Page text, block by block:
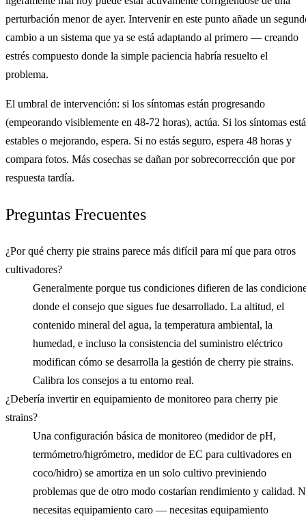
perturbación menor de ayer. Intervenir en este punto añade un
cambio a un sistema que ya se está adaptando al primero — creando
estrés compuesto donde la simple paciencia habría resuelto el
problema.
El umbral de intervención: si los síntomas están progresando
(empeorando visiblemente en 48-72 horas), actúa. Si los síntomas
estables o mejorando, espera. Si no estás seguro, espera 48 horas y
compara fotos. Más cosechas se dañan por sobrecorrección que por
respuesta tardía.
Preguntas Frecuentes
¿Por qué cherry pie strains parece más difícil para mí que para otros
cultivadores?
Generalmente porque tus condiciones difieren de las
donde el consejo que sigues fue desarrollado. La altitud, el
contenido mineral del agua, la temperatura ambiental, la
humedad, e incluso la consistencia del suministro eléctrico
modifican cómo se desarrolla la gestión de cherry pie strains.
Calibra los consejos a tu entorno real.
¿Debería invertir en equipamiento de monitoreo para cherry pie
strains?
Una configuración básica de monitoreo (medidor de pH,
termómetro/higrómetro, medidor de EC para cultivadores en
coco/hidro) se amortiza en un solo cultivo previniendo
problemas que de otro modo costarían rendimiento y calidad.
necesitas equipamiento caro — necesitas equipamiento